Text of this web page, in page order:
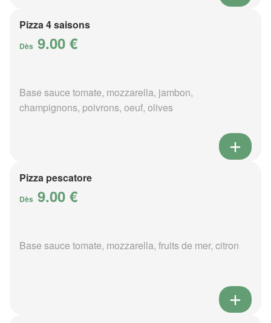
Pizza 4 saisons
Dès 9.00 €
Base sauce tomate, mozzarella, jambon,
champignons, poivrons, oeuf, olives
Pizza pescatore
Dès 9.00 €
Base sauce tomate, mozzarella, fruits de mer, citron